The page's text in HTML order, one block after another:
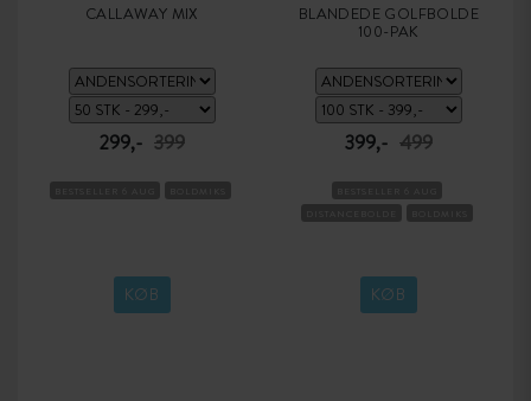
CALLAWAY MIX
299,- 399
KØB
BLANDEDE GOLFBOLDE
100-PAK
399,- 499
KØB